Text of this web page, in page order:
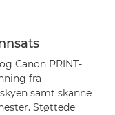
Canon PRINT-
fra
samt skanne
Støttede